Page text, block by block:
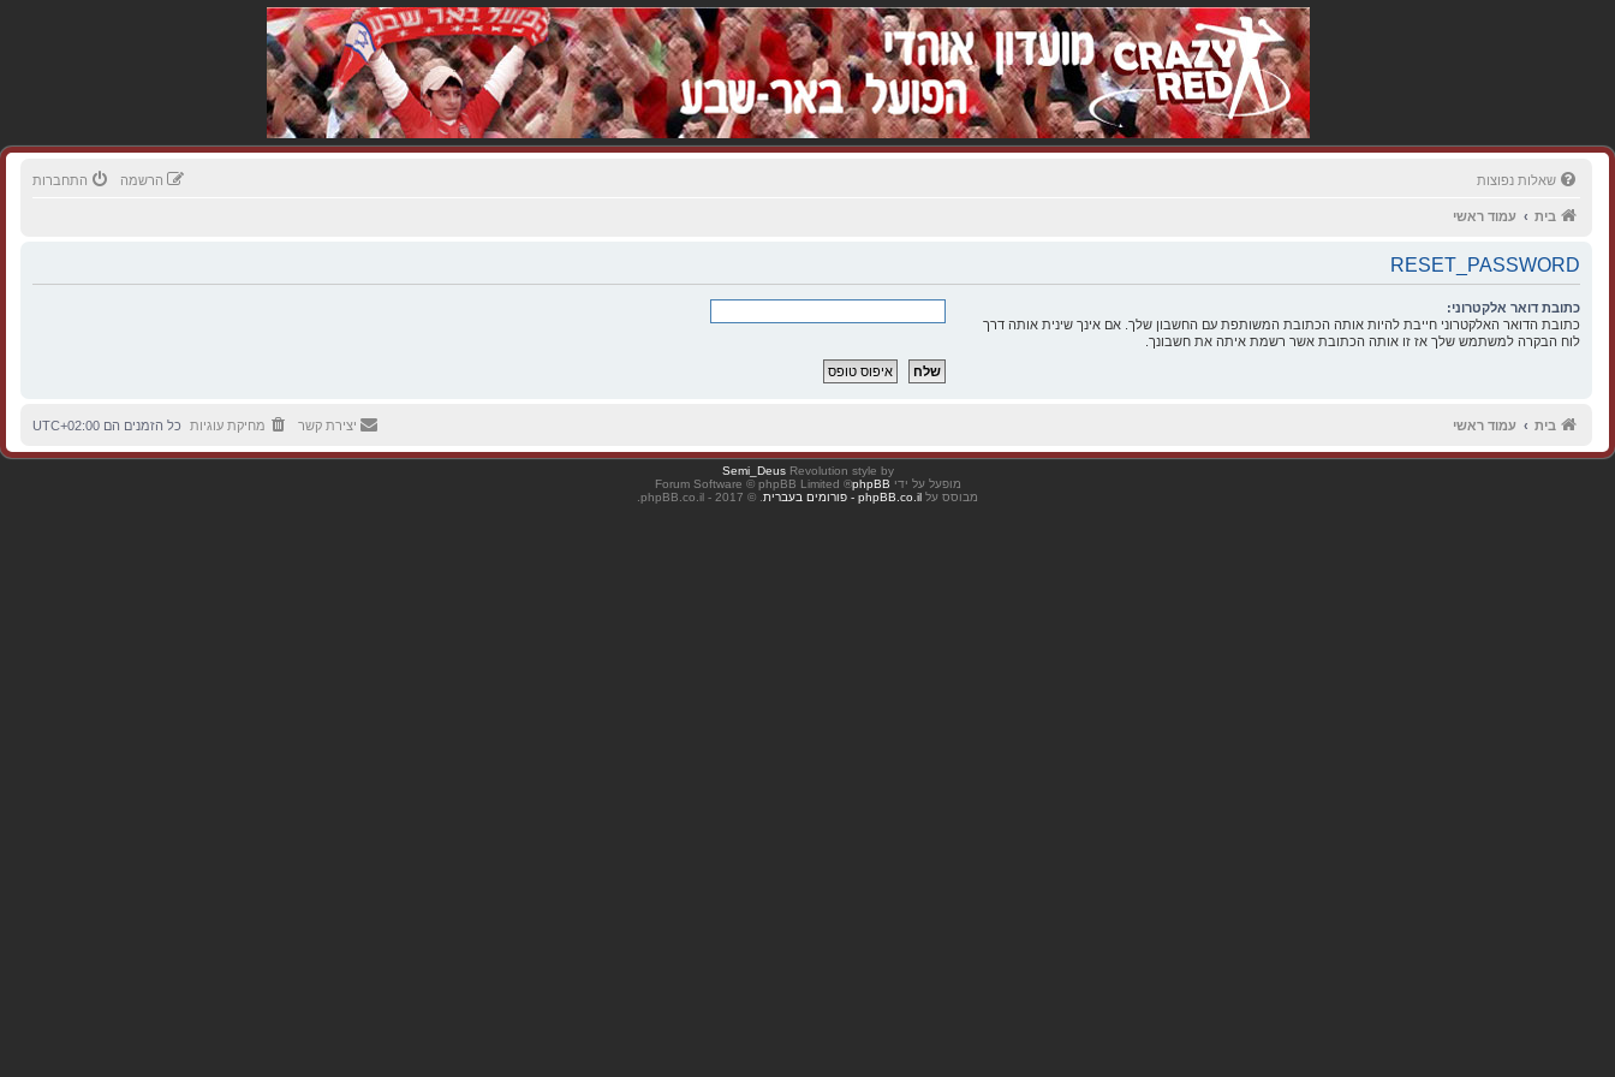
שאלות נפוצות התחברות הרשמה
בית עמוד ראשי
RESET_PASSWORD
כתובת דואר אלקטרוני:
כתובת הדואר האלקטרוני חייבת להיות אותה הכתובת המשותפת עם החשבון שלך. אם אינך שינית אותה דרך
לוח הבקרה למשתמש שלך אז זו אותה הכתובת אשר רשמת איתה את חשבונך.
בית עמוד ראשי כל הזמנים הם UTC+02:00 מחיקת עוגיות יצירת קשר
Revolution style by
Semi_Deus
מופעל על ידי phpBB
® Forum Software © phpBB Limited
מבוסס על phpBB.co.il - פורומים בעברית . © 2017 - phpBB.co.il.